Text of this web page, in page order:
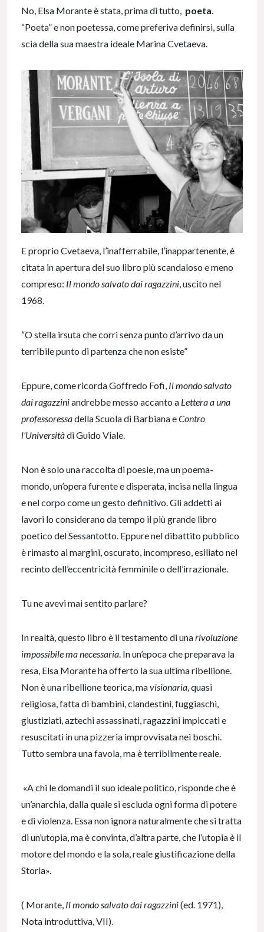
No, Elsa Morante è stata, prima di tutto, poeta
“Poeta” e non poetessa, come preferiva definirsi, sulla
scia della sua maestra ideale Marina Cvetaeva.
E proprio Cvetaeva, l’inafferrabile, l’inappartenente, è
citata in apertura del suo libro più scandaloso e meno
compreso: Il mondo salvato dai ragazzini, uscito nel
1968.
“O stella irsuta che corri senza punto d’arrivo da un
terribile punto di partenza che non esiste”
Eppure, come ricorda Goffredo Fofi, Il mondo salvato
dai ragazziniandrebbe messo accanto a Lettera a una
professoressadella Scuola di Barbiana eContro
l’Universitàdi Guido Viale.
Non è solo una raccolta di poesie, ma un poema-
mondo, un’opera furente e disperata, incisa nella lingua
e nel corpo come un gesto definitivo. Gli addetti ai
lavori lo considerano da tempo il più grande libro
poetico del Sessantotto. Eppure nel dibattito pubblico
è rimasto ai margini, oscurato, incompreso, esiliato nel
recinto dell’eccentricità femminile o dell’irrazionale.
Tu ne avevi mai sentito parlare?
In realtà, questo libro è il testamento di unarivoluzione
impossibile ma necessaria. In un’epoca che preparava la
resa, Elsa Morante ha offerto la sua ultima ribellione.
Non è una ribellione teorica, mavisionaria, quasi
religiosa, fatta di bambini, clandestini, fuggiaschi,
giustiziati, aztechi assassinati, ragazzini impiccati e
resuscitati in una pizzeria improvvisata nei boschi.
Tutto sembra una favola, ma è terribilmente reale.
«A chi le domandi il suo ideale politico, risponde che è
un’anarchia, dalla quale si escluda ogni forma di potere
e di violenza. Essa non ignora naturalmente che si tratta
di un’utopia, ma è convinta, d’altra parte, che l’utopia è il
motore del mondo e la sola, reale giustificazione della
Storia».
( Morante, Il mondo salvato dai ragazzini(ed. 1971),
Nota introduttiva, VII).